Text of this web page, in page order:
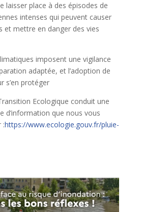
laisser place à des épisodes de
intenses qui peuvent causer
et mettre en danger des vies
imposent une vigilance
adaptée, et l’adoption de
s’en protéger
Ecologique conduit une
d’information que nous vous
:https://www.ecologie.gouv.fr/pluie-